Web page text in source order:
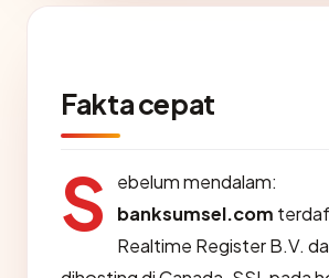
Fakta cepat
S
ebelum mendalam:
banksumsel.com
Realtime Register B.V.